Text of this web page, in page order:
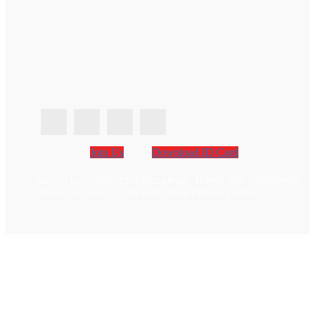
Join Us Download ID Card